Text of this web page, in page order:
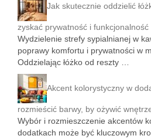
Jak skutecznie oddzielić
zyskać prywatność i
Wydzielenie strefy sypialnianej w
poprawy komfortu i prywatności w
Oddzielając łóżko od reszty …
Akcent kolorystyczny w
rozmieścić barwy, by ożywić
Wybór i rozmieszczenie akcentów
dodatkach może być kluczowym